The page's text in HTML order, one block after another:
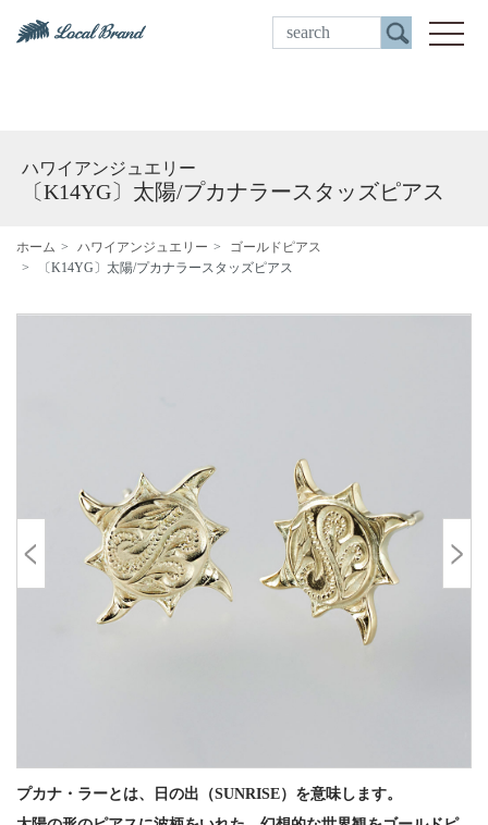
ご来店予約
ハワイアンジュエリー
〔K14YG〕太陽/プカナラースタッズピアス
ホーム ハワイアンジュエリー
ゴールドピアス
〔K14YG〕太陽/プカナラースタッズピアス
プカナ・ラーとは、日の出（SUNRISE）を意味します。